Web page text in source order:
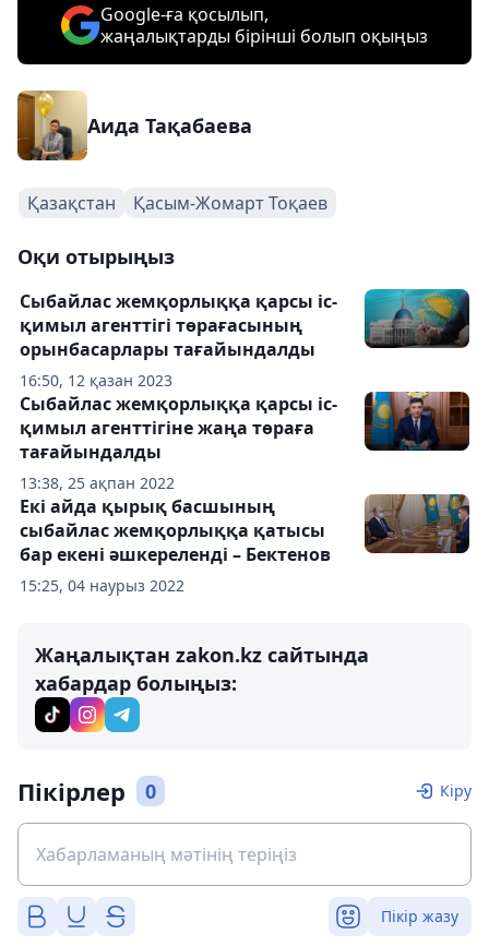
Google-ға қосылып,
жаңалықтарды бірінші болып оқыңыз
Аида Тақабаева
Қазақстан Қасым-Жомарт Тоқаев
Оқи отырыңыз
16:50, 12 қазан 2023
Сыбайлас жемқорлыққа қарсы іс-
қимыл агенттігі төрағасының
орынбасарлары тағайындалды
13:38, 25 ақпан 2022
Сыбайлас жемқорлыққа қарсы іс-
қимыл агенттігіне жаңа төраға
тағайындалды
15:25, 04 наурыз 2022
Екі айда қырық басшының
сыбайлас жемқорлыққа қатысы
бар екені әшкереленді – Бектенов
Жаңалықтан zakon.kz сайтында
хабардар болыңыз:
Пікірлер 0 Кіру
Пікір жазу